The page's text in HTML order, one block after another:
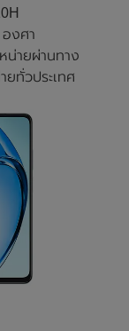
งศา
น่ายผ่านทาง
ยทั่วประเทศ